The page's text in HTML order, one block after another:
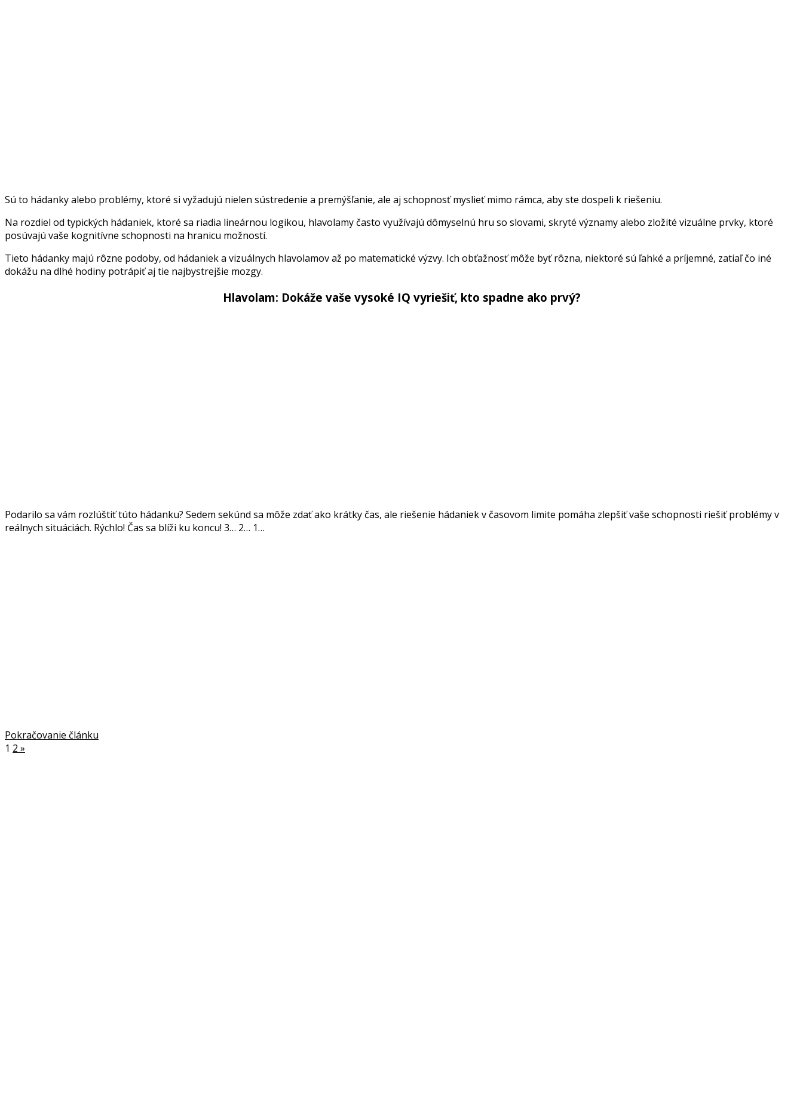
Sú to hádanky alebo problémy, ktoré si vyžadujú nielen sústredenie a premýšľanie, ale aj schopnosť myslieť mimo rámca, aby ste dospeli k riešeniu.
Na rozdiel od typických hádaniek, ktoré sa riadia lineárnou logikou, hlavolamy často využívajú dômyselnú hru so slovami, skryté významy alebo zložité vizuálne prvky, ktoré
posúvajú vaše kognitívne schopnosti na hranicu možností.
Tieto hádanky majú rôzne podoby, od hádaniek a vizuálnych hlavolamov až po matematické výzvy. Ich obťažnosť môže byť rôzna, niektoré sú ľahké a príjemné, zatiaľ čo iné
dokážu na dlhé hodiny potrápiť aj tie najbystrejšie mozgy.
Hlavolam: Dokáže vaše vysoké IQ vyriešiť, kto spadne ako prvý?
Podarilo sa vám rozlúštiť túto hádanku? Sedem sekúnd sa môže zdať ako krátky čas, ale riešenie hádaniek v časovom limite pomáha zlepšiť vaše schopnosti riešiť problémy v
reálnych situáciách. Rýchlo! Čas sa blíži ku koncu! 3… 2… 1…
Pokračovanie článku
1 2 »